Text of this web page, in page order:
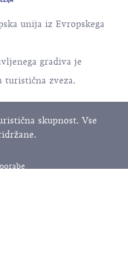
unija iz Evropskega
gradiva je
turistična zveza.
skupnost. Vse